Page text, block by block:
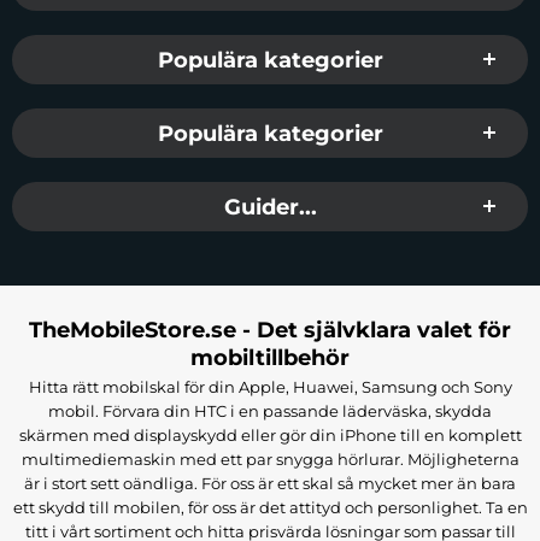
Populära kategorier
Populära kategorier
Guider...
TheMobileStore.se - Det självklara valet för
mobiltillbehör
Hitta rätt mobilskal för din Apple, Huawei, Samsung och Sony
mobil. Förvara din HTC i en passande läderväska, skydda
skärmen med displayskydd eller gör din iPhone till en komplett
multimediemaskin med ett par snygga hörlurar. Möjligheterna
är i stort sett oändliga. För oss är ett skal så mycket mer än bara
ett skydd till mobilen, för oss är det attityd och personlighet. Ta en
titt i vårt sortiment och hitta prisvärda lösningar som passar till